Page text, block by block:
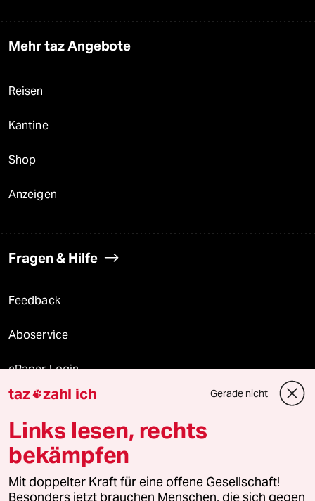
Mehr taz Angebote
Reisen
Kantine
Shop
Anzeigen
Fragen & Hilfe
Feedback
Aboservice
ePaper Login
Downloads für Abonnierende
© 2026 taz Verlags und Vertriebs GmbH
Alle Rechte vorbehalten. Bei rechtlichen Fragen oder für Genehmigungen
wenden Sie sich bitte an
lizenzen@taz.de
taz zahl ich Gerade nicht
Links lesen, rechts
bekämpfen
Mit doppelter Kraft für eine offene Gesellschaft!
Besonders jetzt brauchen Menschen, die sich gegen